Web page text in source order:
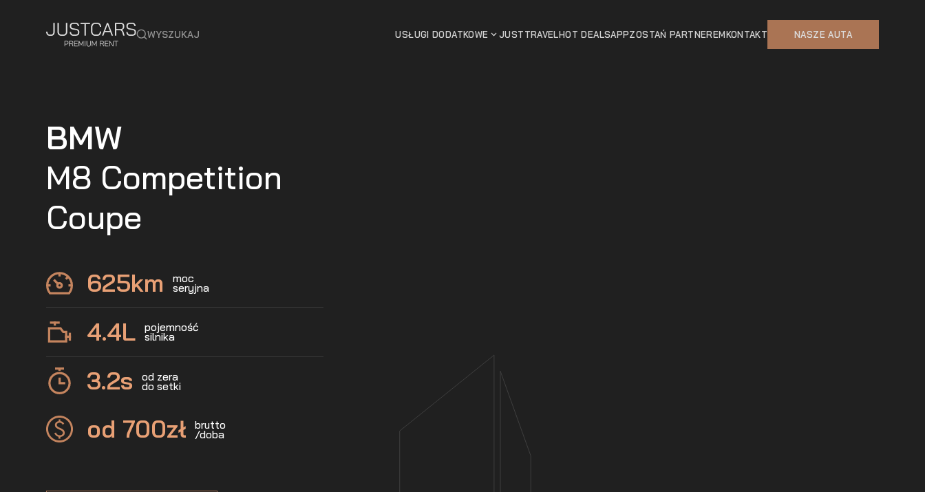
WYSZUKAJ USŁUGI DODATKOWE JUSTTRAVELHOT DEALSAPPZOSTAŃ PARTNEREMKONTAKT NASZE AUTA
BMW
M8 Competition
Coupe
625km moc
seryjna
4.4L pojemność
silnika
3.2s od zera
do setki
od 700zł brutto
/doba